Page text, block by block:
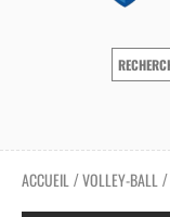
ACCUEIL /VOLLEY-BALL /